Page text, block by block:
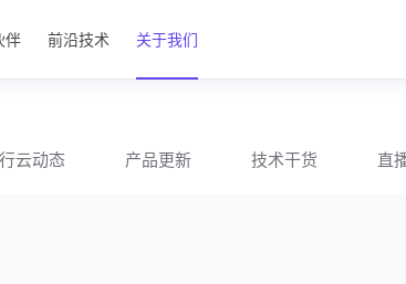
伴 前沿技术 关于我们
行云动态 产品更新 技术干货 直